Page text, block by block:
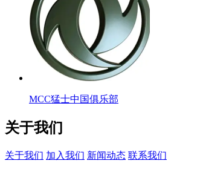
MCC猛士中国俱乐部
关于我们
关于我们 加入我们 新闻动态 联系我们